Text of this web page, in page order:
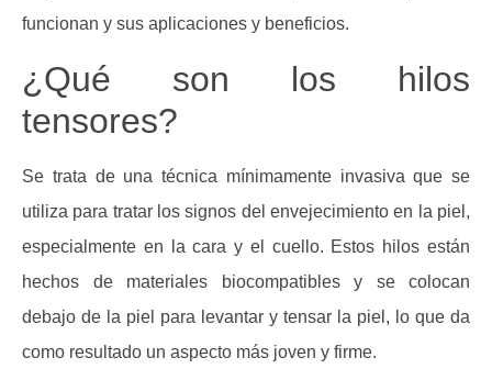
funcionan y sus aplicaciones y beneficios.
¿Qué son los hilos
tensores?
Se trata de una técnica mínimamente invasiva que se
utiliza para tratar los signos del envejecimiento en la piel,
especialmente en la cara y el cuello. Estos hilos están
hechos de materiales biocompatibles y se colocan
debajo de la piel para levantar y tensar la piel, lo que da
como resultado un aspecto más joven y firme.